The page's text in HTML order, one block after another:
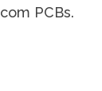
PCBs.